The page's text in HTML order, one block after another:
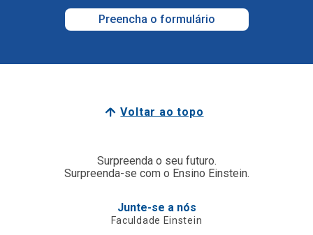
Preencha o formulário
Voltar ao topo
Surpreenda o seu futuro.
Surpreenda-se com o Ensino Einstein.
Junte-se a nós
Faculdade Einstein